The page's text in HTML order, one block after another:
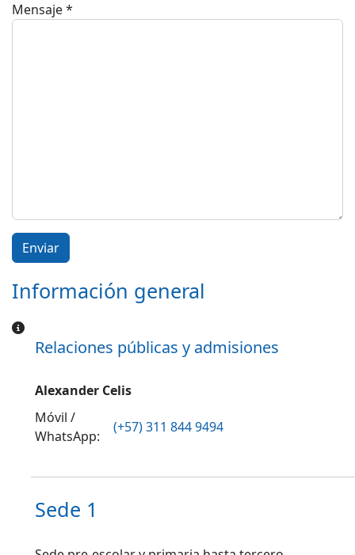
Mensaje*
Enviar
Información general
Información general
Relaciones públicas y admisiones
Alexander Celis
Móvil /
WhatsApp:
(+57) 311 844 9494
Sede 1